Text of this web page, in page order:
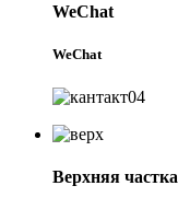
WeChat
WeChat
Верхняя частка